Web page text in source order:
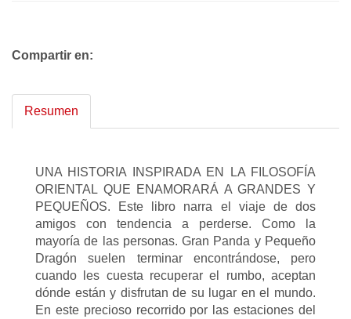
Compartir en:
Resumen
UNA HISTORIA INSPIRADA EN LA FILOSOFÍA
ORIENTAL QUE ENAMORARÁ A GRANDES Y
PEQUEÑOS. Este libro narra el viaje de dos
amigos con tendencia a perderse. Como la
mayoría de las personas. Gran Panda y Pequeño
Dragón suelen terminar encontrándose, pero
cuando les cuesta recuperar el rumbo, aceptan
dónde están y disfrutan de su lugar en el mundo.
En este precioso recorrido por las estaciones del